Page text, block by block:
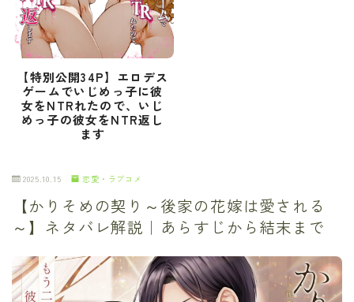
【特別公開34P】エロデス
ゲームでいじめっ子に彼
女をNTRれたので、いじ
めっ子の彼女をNTR返し
ます
2025.10.15 恋愛・ラブコメ
【かりそめの契り～後家の花嫁は愛される
～】ネタバレ解説｜あらすじから結末まで